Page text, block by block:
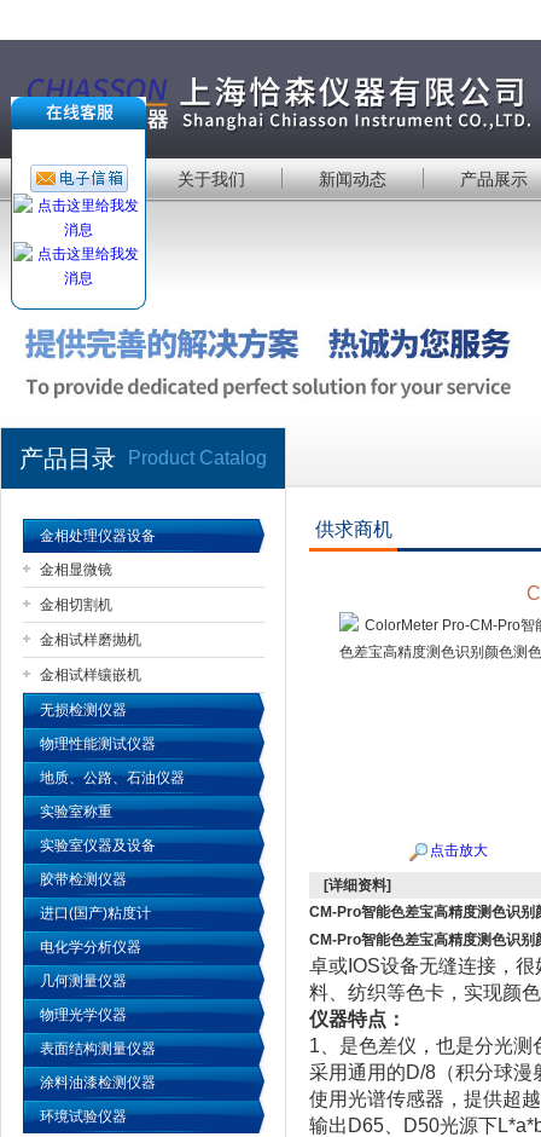
公司名称
首 页 关于我们 新闻动态 产品展示
产品目录 Product Catalog
金相处理仪器设备
金相显微镜
金相切割机
金相试样磨抛机
金相试样镶嵌机
无损检测仪器
物理性能测试仪器
地质、公路、石油仪器
实验室称重
实验室仪器及设备
胶带检测仪器
进口(国产)粘度计
电化学分析仪器
几何测量仪器
物理光学仪器
表面结构测量仪器
涂料油漆检测仪器
环境试验仪器
供求商机
点击放大
[详细资料]
CM-Pro智能色差宝高精度测色识别
CM-Pro智能色差宝高精度测色识别
卓或 IOS设备无缝连接，
料、纺织等色卡，实现颜
仪器特点：
1 、是色差仪，也是分光测
采用通用的D/8 （积分球
使用光谱传感器，提供超
输出 D65 D50光源下